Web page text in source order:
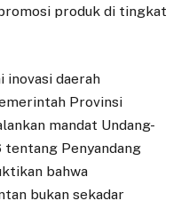
produk di tingkat
inovasi daerah
Provinsi
mandat Undang-
tentang Penyandang
bahwa
bukan sekadar